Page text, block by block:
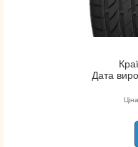
Дата